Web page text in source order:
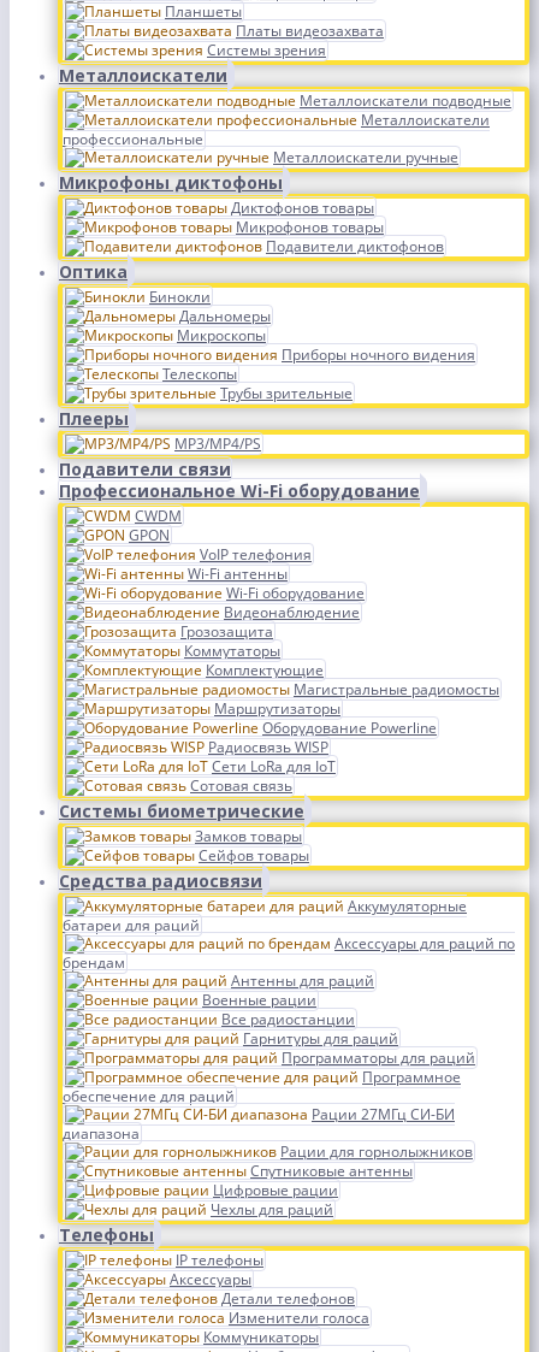
Планшеты
Платы видеозахвата
Системы зрения
Металлоискатели
Металлоискатели подводные
Металлоискатели
профессиональные
Металлоискатели ручные
Микрофоны диктофоны
Диктофонов товары
Микрофонов товары
Подавители диктофонов
Оптика
Бинокли
Дальномеры
Микроскопы
Приборы ночного видения
Телескопы
Трубы зрительные
Плееры
MP3/MP4/PS
Подавители связи
Профессиональное Wi-Fi оборудование
CWDM
GPON
VoIP телефония
Wi-Fi антенны
Wi-Fi оборудование
Видеонаблюдение
Грозозащита
Коммутаторы
Комплектующие
Магистральные радиомосты
Маршрутизаторы
Оборудование Powerline
Радиосвязь WISP
Сети LoRa для IoT
Сотовая связь
Системы биометрические
Замков товары
Сейфов товары
Средства радиосвязи
Аккумуляторные
батареи для раций
Аксессуары для раций по
брендам
Антенны для раций
Военные рации
Все радиостанции
Гарнитуры для раций
Программаторы для раций
Программное
обеспечение для раций
Рации 27МГц СИ-БИ
диапазона
Рации для горнолыжников
Спутниковые антенны
Цифровые рации
Чехлы для раций
Телефоны
IP телефоны
Аксессуары
Детали телефонов
Изменители голоса
Коммуникаторы